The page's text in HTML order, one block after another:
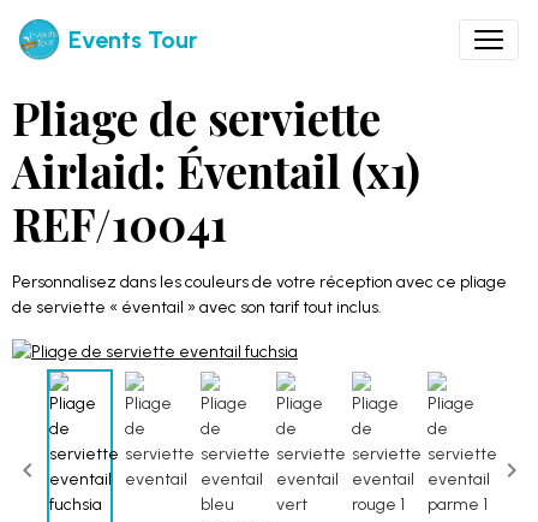
Events Tour
Pliage de serviette
Airlaid: Éventail (x1)
REF/10041
Personnalisez dans les couleurs de votre réception avec ce pliage
de serviette « éventail » avec son tarif tout inclus.